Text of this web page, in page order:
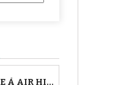
CHAMBRE À AIR HIGH TREK BÉBÉ CONFORT